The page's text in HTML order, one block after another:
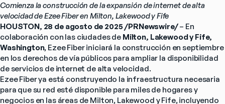
Comienza la construcción de la expansión de internet de alta
velocidad de Ezee Fiber en Milton, Lakewood y Fife
HOUSTON, 28 de agosto de 2025 /PRNewswire/ – En
colaboración con las ciudades de Milton, Lakewood y Fife,
Washington, Ezee Fiber iniciará la construcción en septiembre
en los derechos de vía públicos para ampliar la disponibilidad
de servicios de internet de alta velocidad.
Ezee Fiber ya está construyendo la infraestructura necesaria
para que su red esté disponible para miles de hogares y
negocios en las áreas de Milton, Lakewood y Fife, incluyendo